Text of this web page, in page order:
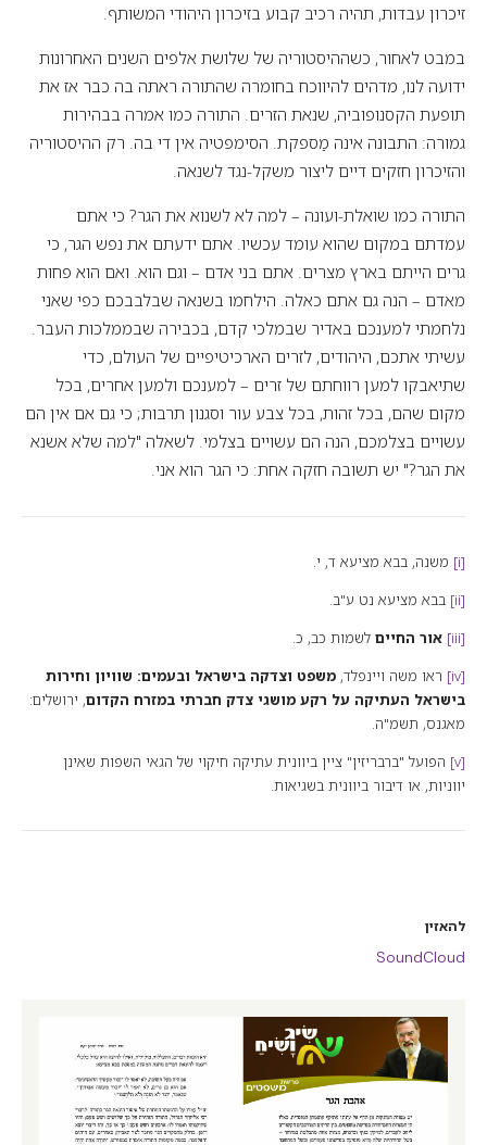
להאזין
SoundCloud
זיכרון עבדות, תהיה רכיב קבוע בזיכרון היהודי המשותף.
במבט לאחור, כשההיסטוריה של שלושת אלפים השנים האחרונות
ידועה לנו, מדהים להיווכח בחומרה שהתורה ראתה בה כבר אז את
תופעת הקסנופוביה, שנאת הזרים. התורה כמו אמרה בבהירות
גמורה: התבונה אינה מַספקת. הסימפטיה אין די בה. רק ההיסטוריה
והזיכרון חזקים דיים ליצור משקל-נגד לשנאה.
התורה כמו שואלת-ועונה – למה לא לשנוא את הגר? כי אתם
עמדתם במקום שהוא עומד עכשיו. אתם ידעתם את נפש הגר, כי
גרים הייתם בארץ מצרים. אתם בני אדם – וגם הוא. ואם הוא פחות
מאדם – הנה גם אתם כאלה. הילחמו בשנאה שבלבבכם כפי שאני
נלחמתי למענכם באדיר שבמלכי קדם, בכבירה שבממלכות העבר.
עשיתי אתכם, היהודים, לזרים הארכיטיפיים של העולם, כדי
שתיאבקו למען רווחתם של זרים – למענכם ולמען אחרים, בכל
מקום שהם, בכל זהות, בכל צבע עור וסגנון תרבות; כי גם אם אין הם
עשויים בצלמכם, הנה הם עשויים בצלמי. לשאלה "למה שלא אשנא
את הגר?" יש תשובה חזקה אחת: כי הגר הוא אני.
[i]
משנה, בבא מציעא ד, י.
[ii]
בבא מציעא נט ע"ב.
[iii]
אור החיים לשמות כב, כ.
[iv]
ראו משה ויינפלד, משפט וצדקה בישראל ובעמים: שוויון וחירות
בישראל העתיקה על רקע מושגי צדק חברתי במזרח הקדום, ירושלים:
מאגנס, תשמ"ה.
[v]
הפועל "ברבריזין" ציין ביוונית עתיקה חיקוי של הגאי השפות שאינן
יווניות, או דיבור ביוונית בשגיאות.